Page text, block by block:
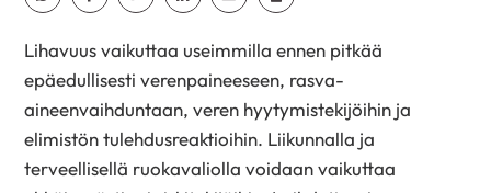
Lihavuus vaikuttaa useimmilla ennen pitkää
epäedullisesti verenpaineeseen, rasva-
aineenvaihduntaan, veren hyytymistekijöihin ja
elimistön tulehdusreaktioihin. Liikunnalla ja
terveellisellä ruokavaliolla voidaan vaikuttaa